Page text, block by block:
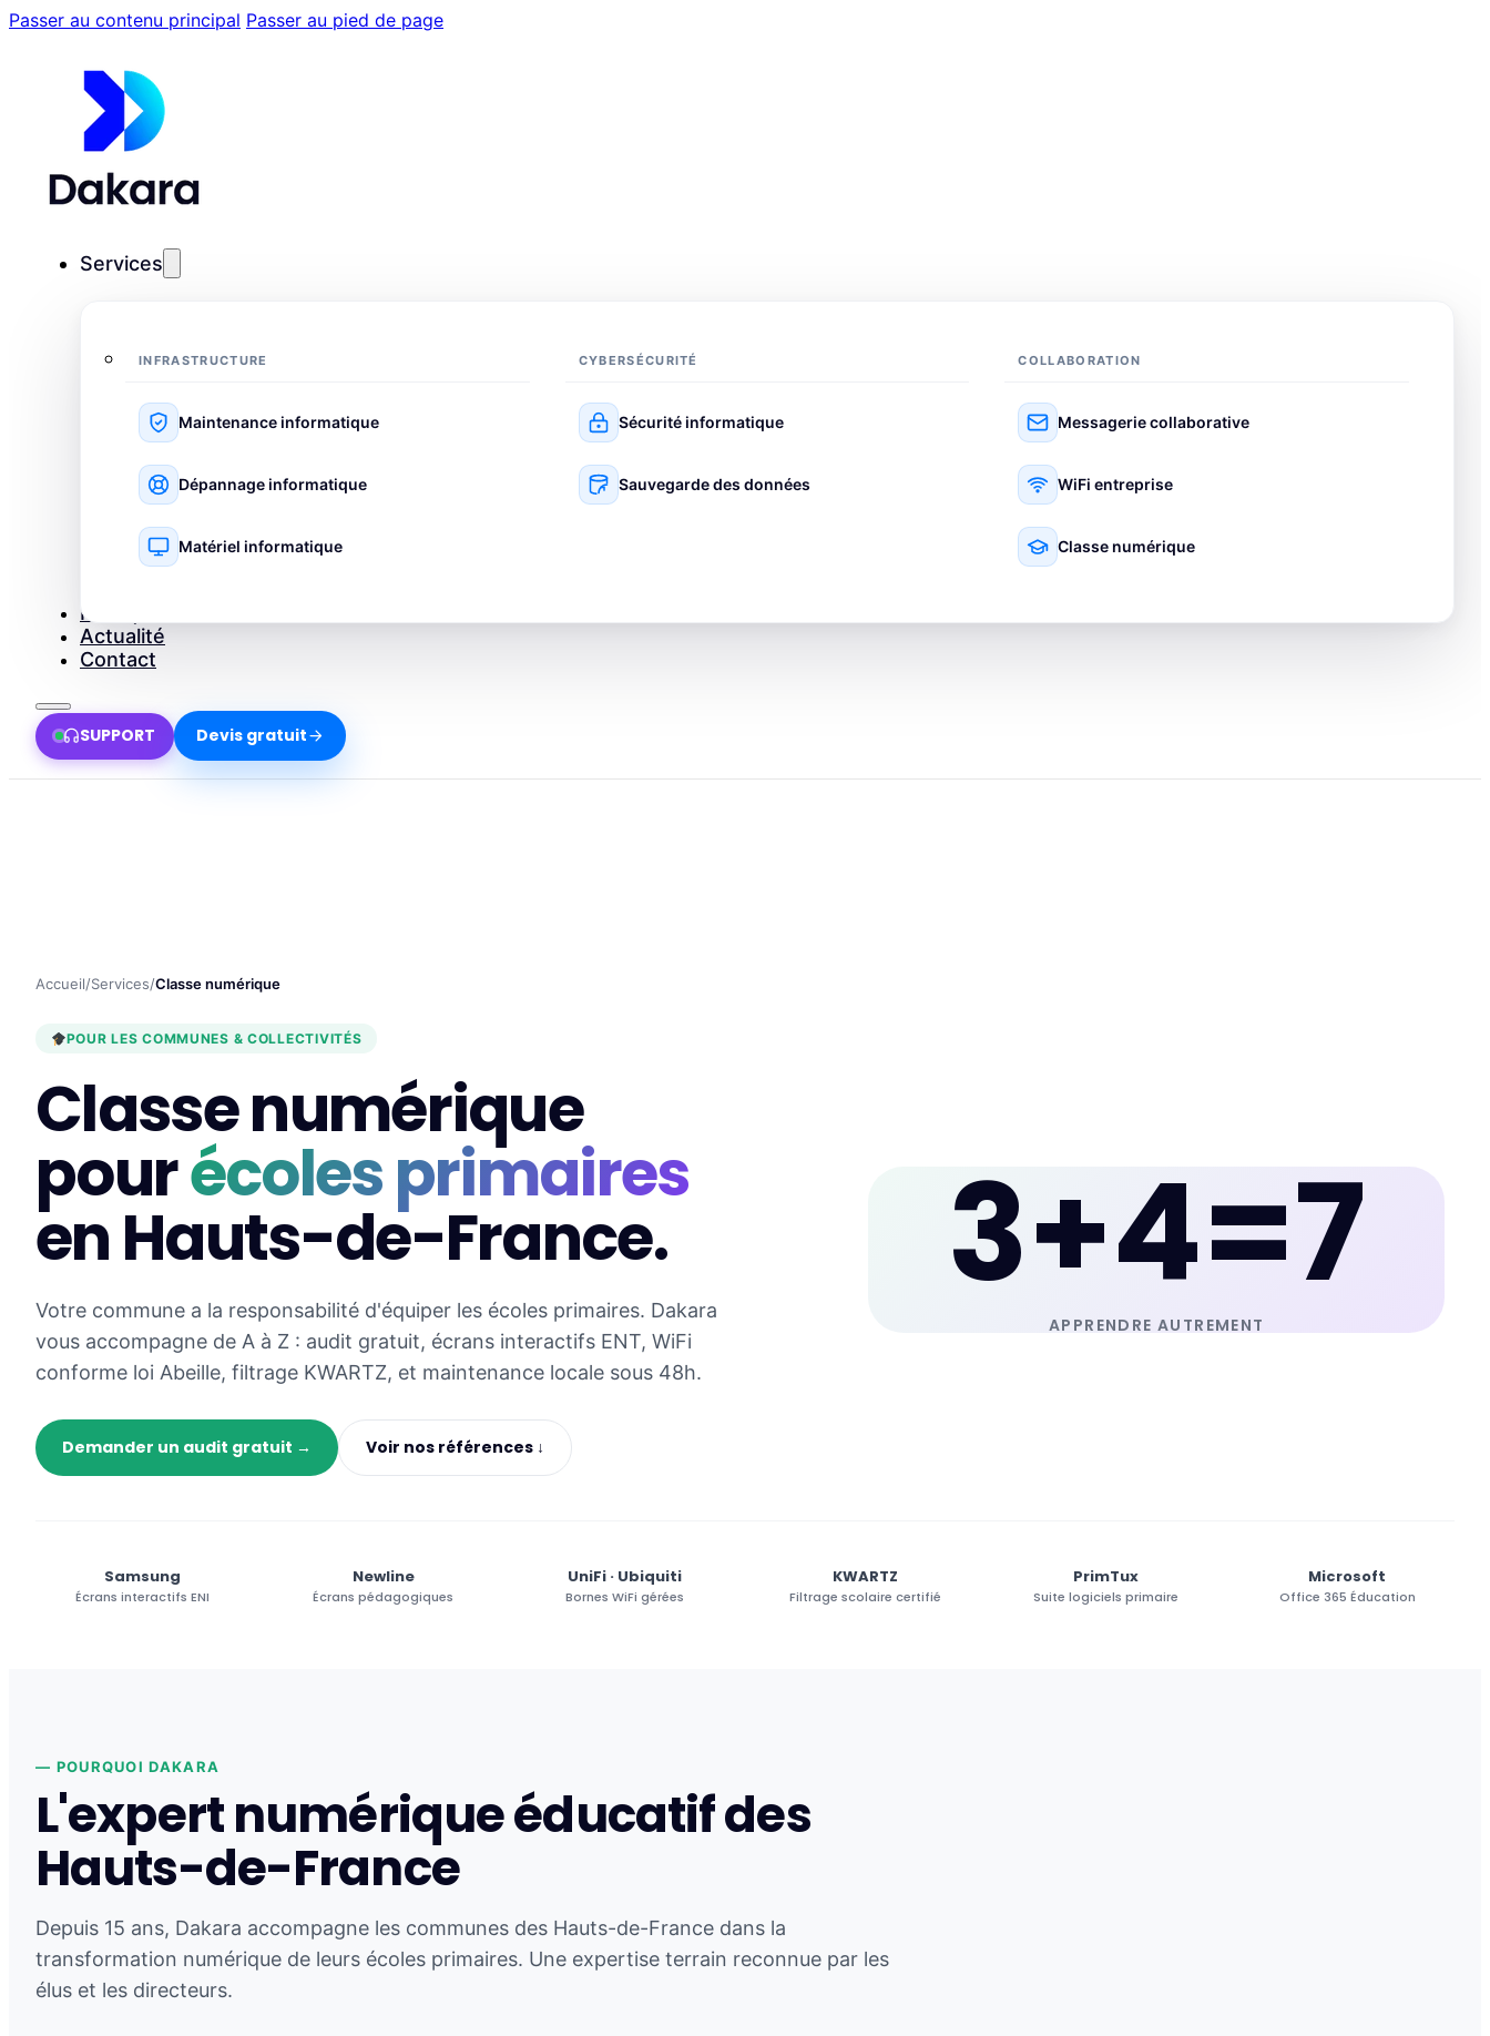
Passer au contenu principal Passer au pied de page
Services
INFRASTRUCTURE
Maintenance informatique
Dépannage informatique
Matériel informatique
CYBERSÉCURITÉ
Sécurité informatique
Sauvegarde des données
COLLABORATION
Messagerie collaborative
WiFi entreprise
Classe numérique
Pourquoi Dakara ?
Actualité
Contact
SUPPORT Devis gratuit
Accueil/Services/Classe numérique
POUR LES COMMUNES & COLLECTIVITÉS
Classe numérique
pourécoles primaires
en Hauts-de-France.
Votre commune a la responsabilité d'équiper les écoles primaires. Dakara
vous accompagne de A à Z : audit gratuit, écrans interactifs ENT, WiFi
conforme loi Abeille, filtrage KWARTZ, et maintenance locale sous 48h.
Demander un audit gratuit → Voir nos références ↓
3+4=7
APPRENDRE AUTREMENT
Samsung
Écrans interactifs ENI
Newline
Écrans pédagogiques
UniFi · Ubiquiti
Bornes WiFi gérées
KWARTZ
Filtrage scolaire certifié
PrimTux
Suite logiciels primaire
Microsoft
Office 365 Éducation
— POURQUOI DAKARA
L'expert numérique éducatif des
Hauts-de-France
Depuis 15 ans, Dakara accompagne les communes des Hauts-de-France dans la
transformation numérique de leurs écoles primaires. Une expertise terrain reconnue par les
élus et les directeurs.